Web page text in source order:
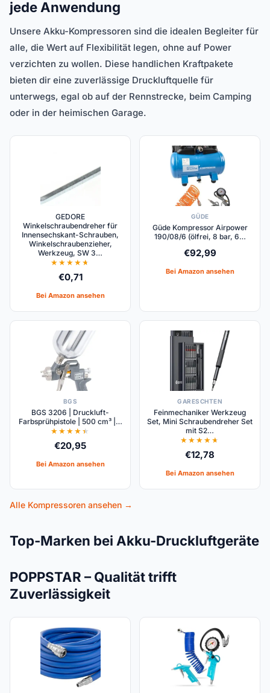
jede Anwendung
Unsere Akku-Kompressoren sind die idealen Begleiter für
alle, die Wert auf Flexibilität legen, ohne auf Power
verzichten zu wollen. Diese handlichen Kraftpakete
bieten dir eine zuverlässige Druckluftquelle für
unterwegs, egal ob auf der Rennstrecke, beim Camping
oder in der heimischen Garage.
GEDORE
Winkelschraubendreher für
Innensechskant-Schrauben,
Winkelschraubenzieher,
Werkzeug, SW 3…
€0,71
Bei Amazon ansehen
GÜDE
Güde Kompressor Airpower
190/08/6 (ölfrei, 8 bar, 6…
€92,99
Bei Amazon ansehen
BGS
BGS 3206 | Druckluft-
Farbsprühpistole | 500 cm³ |…
€20,95
Bei Amazon ansehen
GARESCHTEN
Feinmechaniker Werkzeug
Set, Mini Schraubendreher Set
mit S2…
€12,78
Bei Amazon ansehen
Alle Kompressoren ansehen →
Top-Marken bei Akku-Druckluftgeräte
POPPSTAR – Qualität trifft
Zuverlässigkeit